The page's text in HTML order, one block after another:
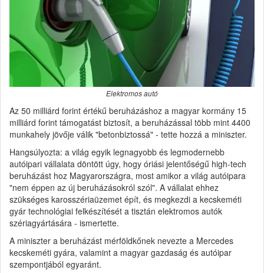
Elektromos autó
Az 50 milliárd forint értékű beruházáshoz a magyar kormány 15
milliárd forint támogatást biztosít, a beruházással több mint 4400
munkahely jövője válik "betonbiztossá" - tette hozzá a miniszter.
Hangsúlyozta: a világ egyik legnagyobb és legmodernebb
autóipari vállalata döntött úgy, hogy óriási jelentőségű high-tech
beruházást hoz Magyarországra, most amikor a világ autóipara
"nem éppen az új beruházásokról szól". A vállalat ehhez
szükséges karosszériaüzemet épít, és megkezdi a kecskeméti
gyár technológiai felkészítését a tisztán elektromos autók
szériagyártására - ismertette.
A miniszter a beruházást mérföldkőnek nevezte a Mercedes
kecskeméti gyára, valamint a magyar gazdaság és autóipar
szempontjából egyaránt.